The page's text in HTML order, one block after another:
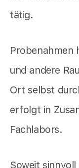
tätig.
Probenahmen
und andere
Ort selbst
erfolgt in
Fachlabors.
Soweit